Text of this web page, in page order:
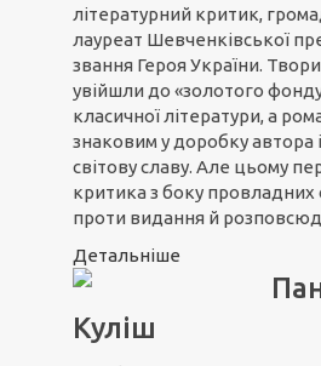
літературний критик,
лауреат Шевченківської
звання Героя України.
увійшли до «золотого
класичної літератури, а
знаковим у доробку автора
світову славу. Але цьому
критика з боку провладних
проти видання й
Детальніше
Куліш